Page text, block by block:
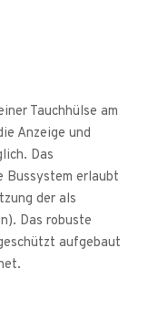
Tauchhülse am
Anzeige und
Das
Bussystem erlaubt
der als
Das robuste
aufgebaut